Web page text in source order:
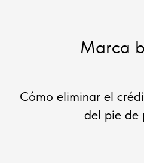
Marca
Cómo eliminar el
del pie de